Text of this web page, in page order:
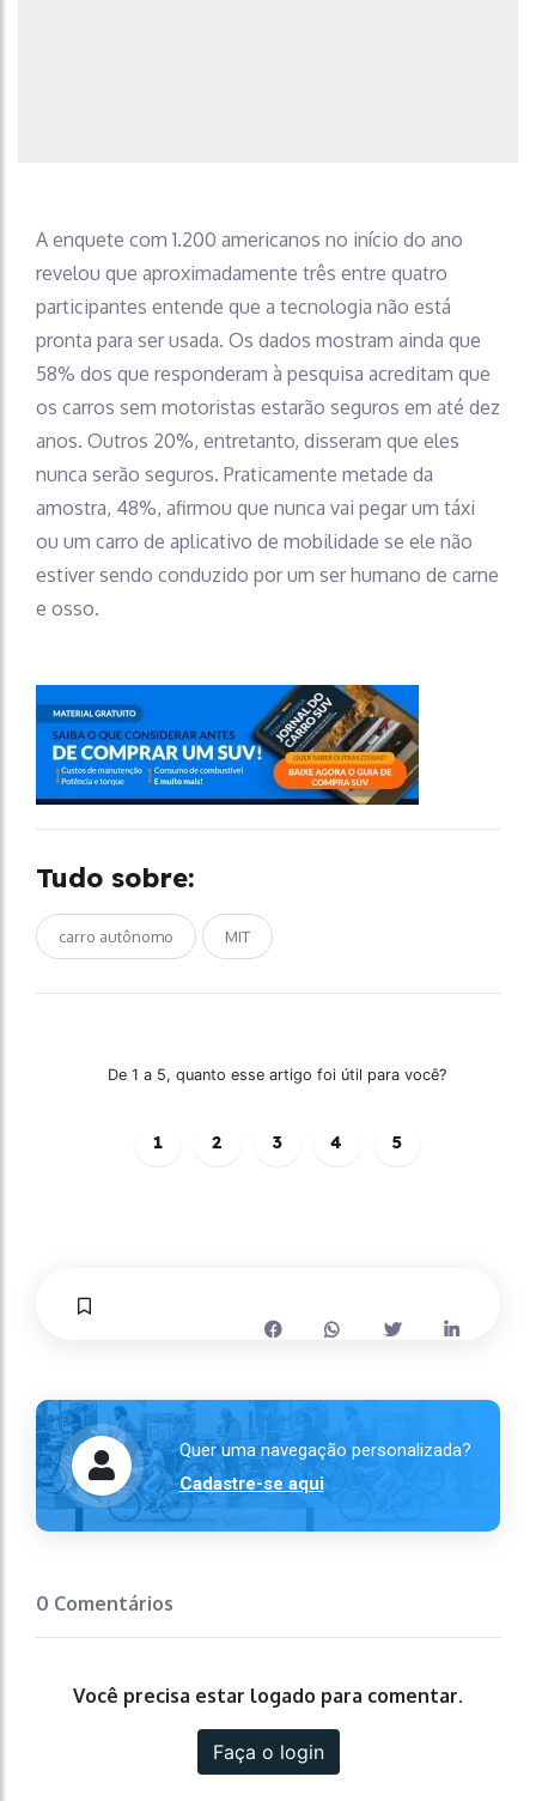
A enquete com 1.200 americanos no início do ano
revelou que aproximadamente três entre quatro
participantes entende que a tecnologia não está
pronta para ser usada. Os dados mostram ainda que
58% dos que responderam à pesquisa acreditam que
os carros sem motoristas estarão seguros em até dez
anos. Outros 20%, entretanto, disseram que eles
nunca serão seguros. Praticamente metade da
amostra, 48%, afirmou que nunca vai pegar um táxi
ou um carro de aplicativo de mobilidade se ele não
estiver sendo conduzido por um ser humano de carne
e osso.
Tudo sobre:
carro autônomo MIT
De 1 a 5, quanto esse artigo foi útil para você?
1 2 3 4 5
Quer uma navegação personalizada?
Cadastre-se aqui
0 Comentários
Você precisa estar logado para comentar.
Faça o login